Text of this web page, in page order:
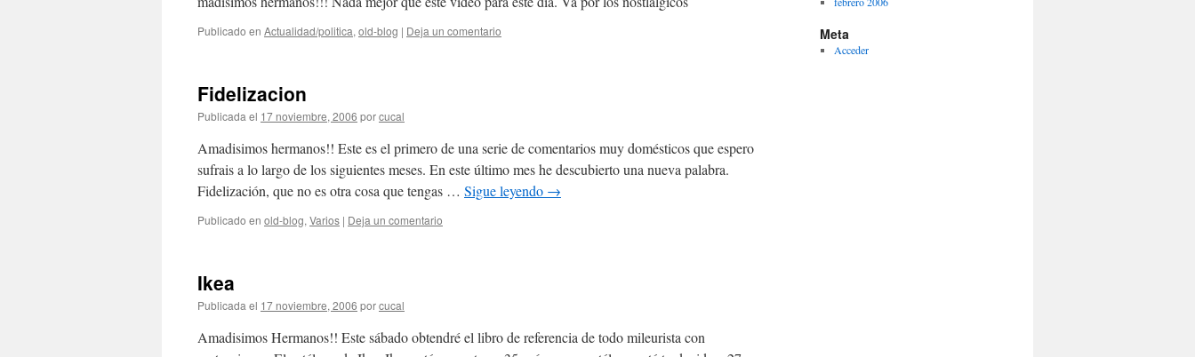
Publicado en Actualidad/politica, old-blog | Deja un comentario
Fidelizacion
Publicada el 17 noviembre, 2006 porcucal
Amadisimos hermanos!! Este es el primero de una serie de comentarios muy domésticos que espero
sufrais a lo largo de los siguientes meses. En este último mes he descubierto una nueva palabra.
Fidelización, que no es otra cosa que tengas … Sigue leyendo →
Publicado en old-blog, Varios | Deja un comentario
Ikea
Publicada el 17 noviembre, 2006 porcucal
Amadisimos Hermanos!! Este sábado obtendré el libro de referencia de todo mileurista con
Meta
Acceder